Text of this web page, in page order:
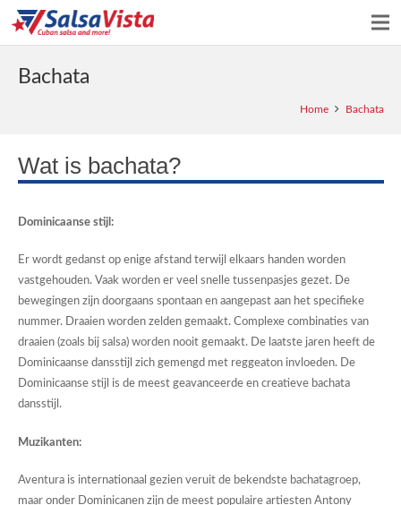
Bachata
Home Bachata
Wat is bachata?
Dominicaanse stijl:
Er wordt gedanst op enige afstand terwijl elkaars handen worden
vastgehouden. Vaak worden er veel snelle tussenpasjes gezet. De
bewegingen zijn doorgaans spontaan en aangepast aan het specifieke
nummer. Draaien worden zelden gemaakt. Complexe combinaties van
draaien (zoals bij salsa) worden nooit gemaakt. De laatste jaren heeft de
Dominicaanse dansstijl zich gemengd met reggeaton invloeden. De
Dominicaanse stijl is de meest geavanceerde en creatieve bachata
dansstijl.
Muzikanten:
Aventura is internationaal gezien veruit de bekendste bachatagroep,
maar onder Dominicanen zijn de meest populaire artiesten Antony